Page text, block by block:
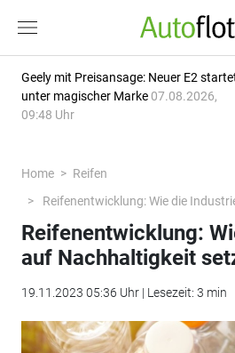
Geely mit Preisansage: Neuer E2
unter magischer Marke 07.08.2026,
09:48 Uhr
Home
Reifen
Reifenentwicklung: Wie die
Reifenentwicklung:
auf Nachhaltigkeit
19.11.2023 05:36 Uhr | Lesezeit: 3 min